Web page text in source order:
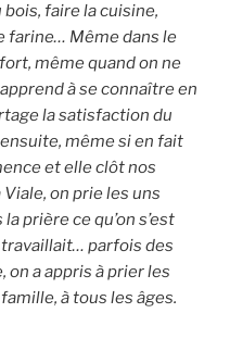
bois, faire la cuisine,
farine… Même dans le
même quand on ne
à se connaître en
la satisfaction du
même si en fait
et elle clôt nos
on prie les uns
prière ce qu’on s’est
travaillait… parfois des
on a appris à prier les
à tous les âges.